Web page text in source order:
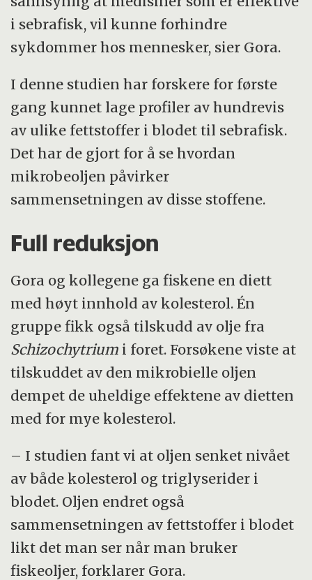
i sebrafisk, vil kunne forhindre
sykdommer hos mennesker, sier Gora.
I denne studien har forskere for første
gang kunnet lage profiler av hundrevis
av ulike fettstoffer i blodet til sebrafisk.
Det har de gjort for å se hvordan
mikrobeoljen påvirker
sammensetningen av disse stoffene.
Full reduksjon
Gora og kollegene ga fiskene en diett
med høyt innhold av kolesterol. Én
gruppe fikk også tilskudd av olje fra
Schizochytrium i foret. Forsøkene viste at
tilskuddet av den mikrobielle oljen
dempet de uheldige effektene av dietten
med for mye kolesterol.
– I studien fant vi at oljen senket nivået
av både kolesterol og triglyserider i
blodet. Oljen endret også
sammensetningen av fettstoffer i blodet
likt det man ser når man bruker
fiskeoljer, forklarer Gora.